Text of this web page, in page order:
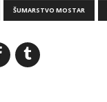
ŠUMARSTVO MOSTAR